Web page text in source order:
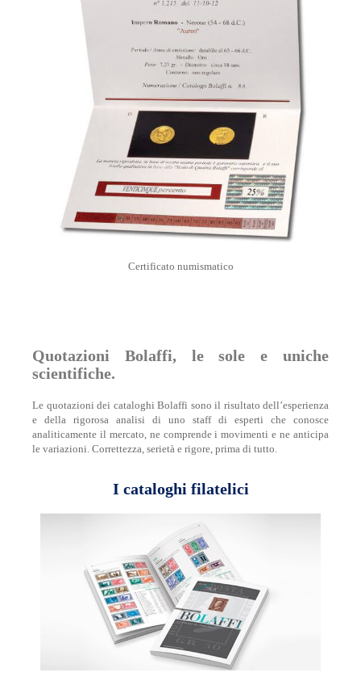
Certificato numismatico
Quotazioni Bolaffi, le sole e uniche
scientifiche.
Le quotazioni dei cataloghi Bolaffi sono il risultato dell’esperienza
e della rigorosa analisi di uno staff di esperti che conosce
analiticamente il mercato, ne comprende i movimenti e ne anticipa
le variazioni. Correttezza, serietà e rigore, prima di tutto.
I cataloghi filatelici